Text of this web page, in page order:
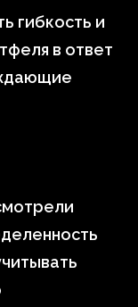
гибкость и
в ответ